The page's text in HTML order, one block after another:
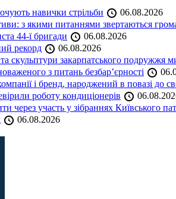
навички стрільби
06.08.2026
з якими питаннями звертаються
44-ї бригади
06.08.2026
рекорд
06.08.2026
скульптури закарпатського подружжя
з питань безбар’єрності
і бренд, народжений в повазі до
роботу кондиціонерів
участь у зібраннях Київського
06.08.2026